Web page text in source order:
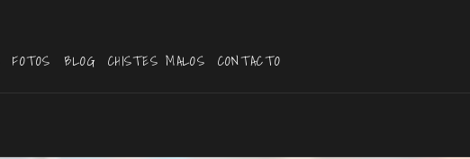
FOTOS BLOG CHISTES MALOS CONTACTO